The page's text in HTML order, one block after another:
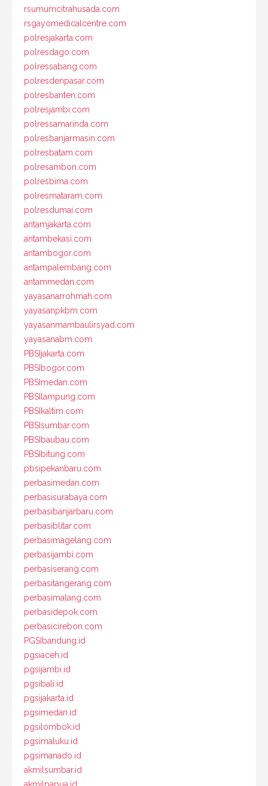
rsumumcitrahusada.com
rsgayomedicalcentre.com
polresjakarta.com
polresdago.com
polressabang.com
polresdenpasar.com
polresbanten.com
polresjambi.com
polressamarinda.com
polresbanjarmasin.com
polresbatam.com
polresambon.com
polresbima.com
polresmataram.com
polresdumai.com
antamjakarta.com
antambekasi.com
antambogor.com
antampalembang.com
antammedan.com
yayasanarrohmah.com
yayasanpkbm.com
yayasanmambaulirsyad.com
yayasanabm.com
PBSIjakarta.com
PBSIbogor.com
PBSImedan.com
PBSIlampung.com
PBSIkaltim.com
PBSIsumbar.com
PBSIbaubau.com
PBSIbitung.com
pbsipekanbaru.com
perbasimedan.com
perbasisurabaya.com
perbasibanjarbaru.com
perbasiblitar.com
perbasimagelang.com
perbasijambi.com
perbasiserang.com
perbasitangerang.com
perbasimalang.com
perbasidepok.com
perbasicirebon.com
PGSIbandung.id
pgsiaceh.id
pgsijambi.id
pgsibali.id
pgsijakarta.id
pgsimedan.id
pgsilombok.id
pgsimaluku.id
pgsimanado.id
akmilsumbar.id
akmilpapua.id